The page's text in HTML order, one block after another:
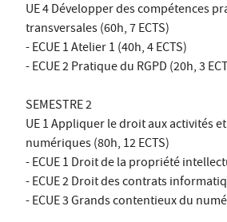
UE 4 Développer des compétences
transversales (60h, 7 ECTS)
- ECUE 1 Atelier 1 (40h, 4 ECTS)
- ECUE 2 Pratique du RGPD (20h, 3
SEMESTRE 2
UE 1 Appliquer le droit aux activités
numériques (80h, 12 ECTS)
- ECUE 1 Droit de la propriété
- ECUE 2 Droit des contrats
- ECUE 3 Grands contentieux du